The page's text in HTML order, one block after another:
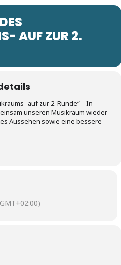
AUF ZUR 2.
auf zur 2. Runde“ – In
unseren Musikraum wieder
Aussehen sowie eine bessere